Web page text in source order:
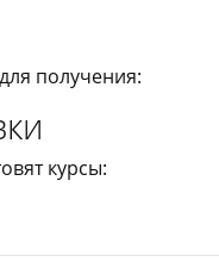
получения:
курсы: